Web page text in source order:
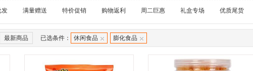
发 满量赠送 特价促销 购物返利 周二巨惠 礼盒专场 优质尾货
最新商品 已选条件： 休闲食品 膨化食品